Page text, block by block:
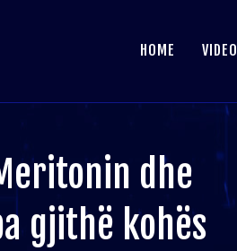
HOME VIDEO
dhe
gjithë kohës